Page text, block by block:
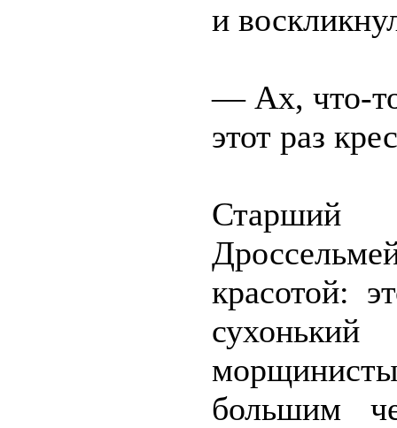
и
— Ах, что-
этот раз
Старший
красотой:
большим